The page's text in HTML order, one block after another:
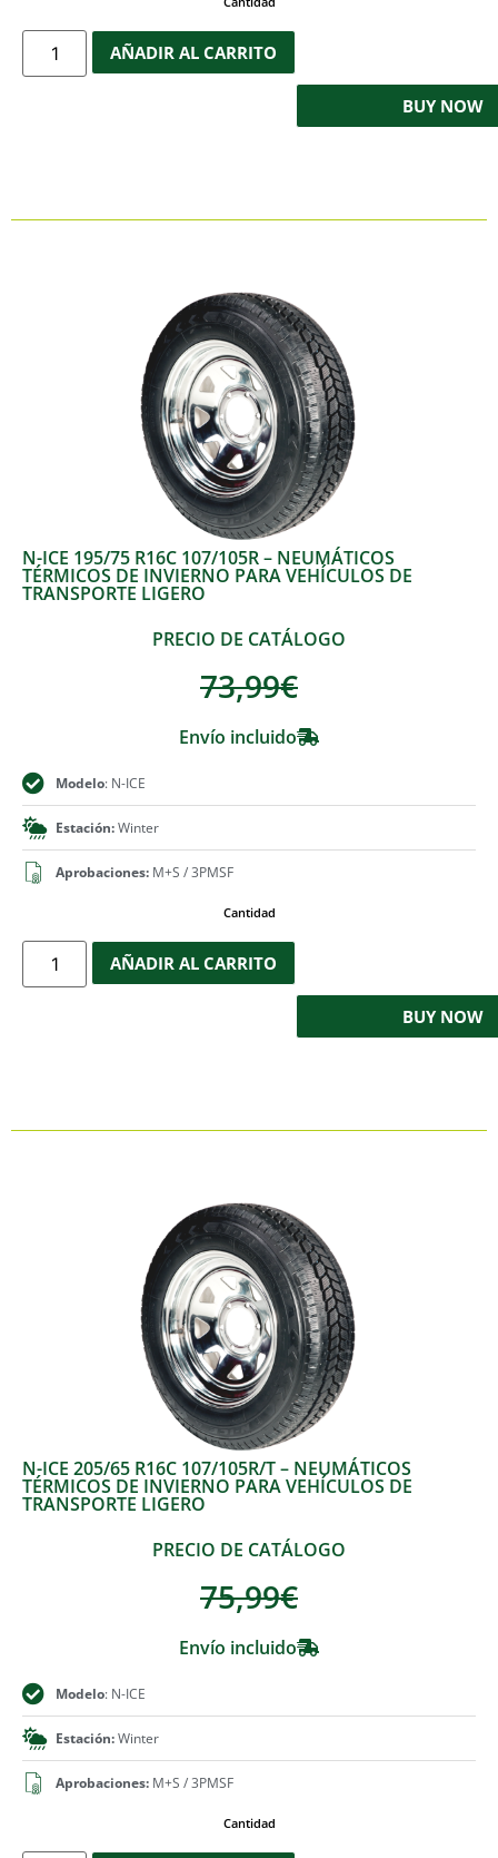
AÑADIR AL CARRITO
BUY NOW
N-ICE 195/75 R16C 107/105R – NEUMÁTICOS
TÉRMICOS DE INVIERNO PARA VEHÍCULOS DE
TRANSPORTE LIGERO
PRECIO DE CATÁLOGO
73,99€
Envío incluido
Modelo: N-ICE
Estación:Winter
Aprobaciones: M+S / 3PMSF
Cantidad
AÑADIR AL CARRITO
BUY NOW
N-ICE 205/65 R16C 107/105R/T – NEUMÁTICOS
TÉRMICOS DE INVIERNO PARA VEHÍCULOS DE
TRANSPORTE LIGERO
PRECIO DE CATÁLOGO
75,99€
Envío incluido
Modelo: N-ICE
Estación:Winter
Aprobaciones: M+S / 3PMSF
Cantidad